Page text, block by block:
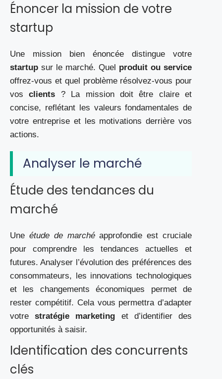
Énoncer la mission de votre
startup
Une mission bien énoncée distingue votre
startup sur le marché. Quel produit ou service
offrez-vous et quel problème résolvez-vous pour
vosclients ? La mission doit être claire et
concise, reflétant les valeurs fondamentales de
votre entreprise et les motivations derrière vos
actions.
Analyser le marché
Étude des tendances du
marché
Une étude de marchéapprofondie est cruciale
pour comprendre les tendances actuelles et
futures. Analyser l’évolution des préférences des
consommateurs, les innovations technologiques
et les changements économiques permet de
rester compétitif. Cela vous permettra d’adapter
votrestratégie marketing et d’identifier des
opportunités à saisir.
Identification des concurrents
clés